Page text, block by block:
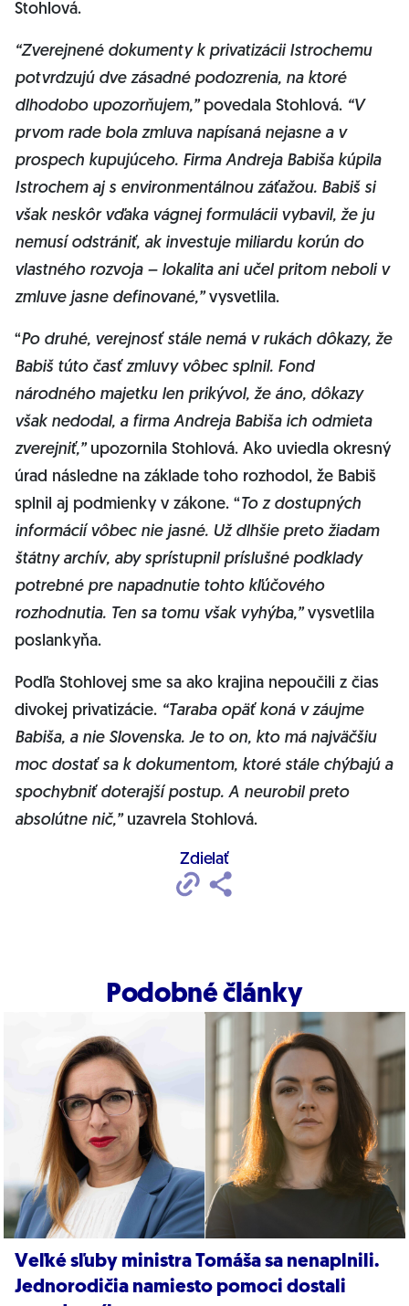
Stohlová.
“Zverejnené dokumenty k privatizácii Istrochemu
potvrdzujú dve zásadné podozrenia, na ktoré
dlhodobo upozorňujem,”povedala Stohlová. “V
prvom rade bola zmluva napísaná nejasne a v
prospech kupujúceho. Firma Andreja Babiša kúpila
Istrochem aj s environmentálnou záťažou. Babiš si
však neskôr vďaka vágnej formulácii vybavil, že ju
nemusí odstrániť, ak investuje miliardu korún do
vlastného rozvoja – lokalita ani učel pritom neboli v
zmluve jasne definované,”vysvetlila.
“Po druhé, verejnosť stále nemá v rukách dôkazy, že
Babiš túto časť zmluvy vôbec splnil. Fond
národného majetku len prikývol, že áno, dôkazy
však nedodal, a firma Andreja Babiša ich odmieta
zverejniť,”upozornila Stohlová. Ako uviedla okresný
úrad následne na základe toho rozhodol, že Babiš
splnil aj podmienky v zákone. “To z dostupných
informácií vôbec nie jasné. Už dlhšie preto žiadam
štátny archív, aby sprístupnil príslušné podklady
potrebné pre napadnutie tohto kľúčového
rozhodnutia. Ten sa tomu však vyhýba,”vysvetlila
poslankyňa.
Podľa Stohlovej sme sa ako krajina nepoučili z čias
divokej privatizácie. “Taraba opäť koná v záujme
Babiša, a nie Slovenska. Je to on, kto má najväčšiu
moc dostať sa k dokumentom, ktoré stále chýbajú a
spochybniť doterajší postup. A neurobil preto
absolútne nič,” uzavrela Stohlová.
Zdielať
Podobné články
Veľké sľuby ministra Tomáša sa nenaplnili.
Jednorodičia namiesto pomoci dostali